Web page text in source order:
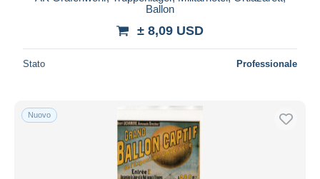
Ballon
± 8,09 USD
Stato Professionale
Nuovo